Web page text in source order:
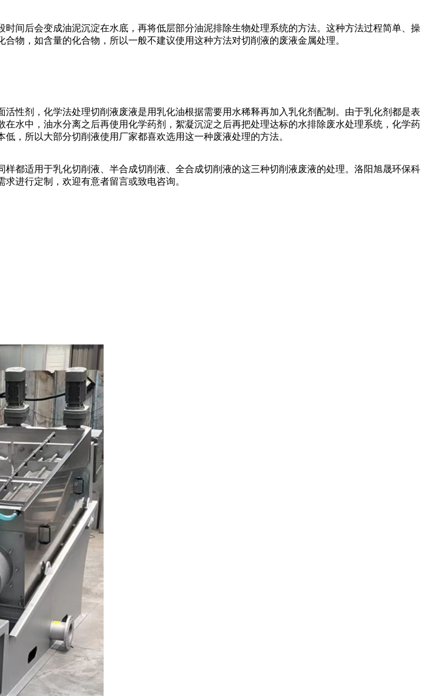
后会变成油泥沉淀在水底，再将低层部分油泥排除生物处理系统的方法。这种方法过程简单、操
物，如含量的化合物，所以一般不建议使用这种方法对切削液的废液金属处理。
剂，化学法处理切削液废液是用乳化油根据需要用水稀释再加入乳化剂配制。由于乳化剂都是表
水中，油水分离之后再使用化学药剂，絮凝沉淀之后再把处理达标的水排除废水处理系统，化学药
，所以大部分切削液使用厂家都喜欢选用这一种废液处理的方法。
适用于乳化切削液、半合成切削液、全合成切削液的这三种切削液废液的处理。洛阳旭晟环保科
进行定制，欢迎有意者留言或致电咨询。